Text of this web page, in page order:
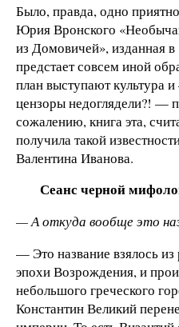
Было, правда, одно
Юрия Вронского
из Домовичей», изданная в
предстает совсем иной
план выступают культура
цензоры недоглядели?! —
сожалению, книга эта,
получила такой
Валентина Иванова.
Сеанс черной
— А откуда вообще это
— Это название взялось
эпохи Возрождения, и
небольшого греческого
Константин Великий